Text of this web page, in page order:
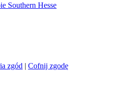
Southern Hesse
zgód | Cofnij zgodę